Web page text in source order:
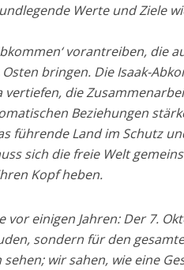
Werte und Ziele
vorantreiben, die
bringen. Die Isaak-
vertiefen, die
Beziehungen
führende Land im Schutz
sich die freie Welt
Kopf heben.
einigen Jahren: Der 7.
sondern für den
wir sahen, wie eine